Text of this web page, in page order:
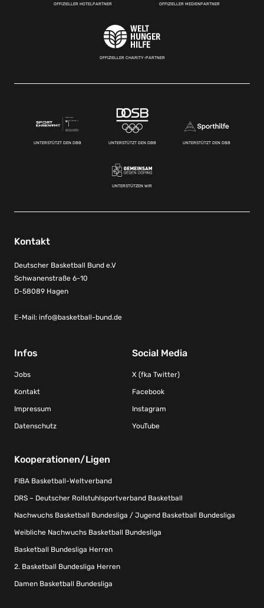
OFFIZIELLER HOTELPARTNER OFFIZIELLER MEDIENPARTNER
OFFIZIELLER CHARITY-PARTNER
UNTERSTÜTZT DEN DBB UNTERSTÜTZT DEN DBB UNTERSTÜTZT DEN DBB
UNTERSTÜTZEN WIR
Kontakt
Deutscher Basketball Bund e.V
Schwanenstraße 6-10
D-58089 Hagen
E-Mail: info@basketball-bund.de
Infos
Jobs
Kontakt
Impressum
Datenschutz
Social Media
X (fka Twitter)
Facebook
Instagram
YouTube
Kooperationen/Ligen
FIBA Basketball-Weltverband
DRS – Deutscher Rollstuhlsportverband Basketball
Nachwuchs Basketball Bundesliga / Jugend Basketball Bundesliga
Weibliche Nachwuchs Basketball Bundesliga
Basketball Bundesliga Herren
2. Basketball Bundesliga Herren
Damen Basketball Bundesliga